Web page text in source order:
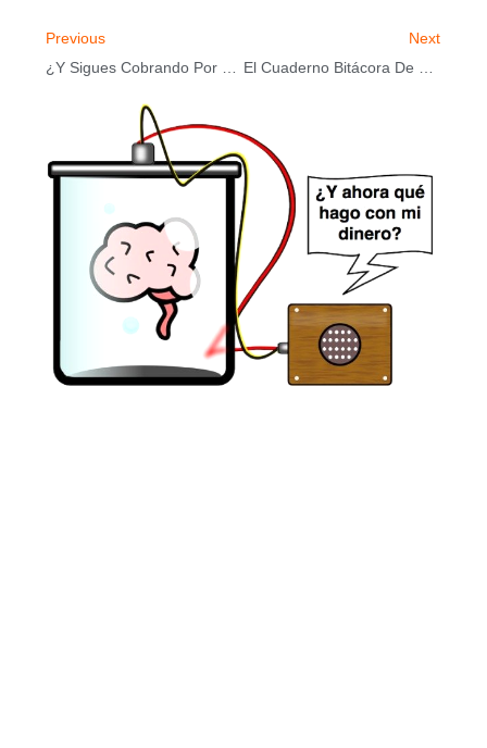
Previous
Next